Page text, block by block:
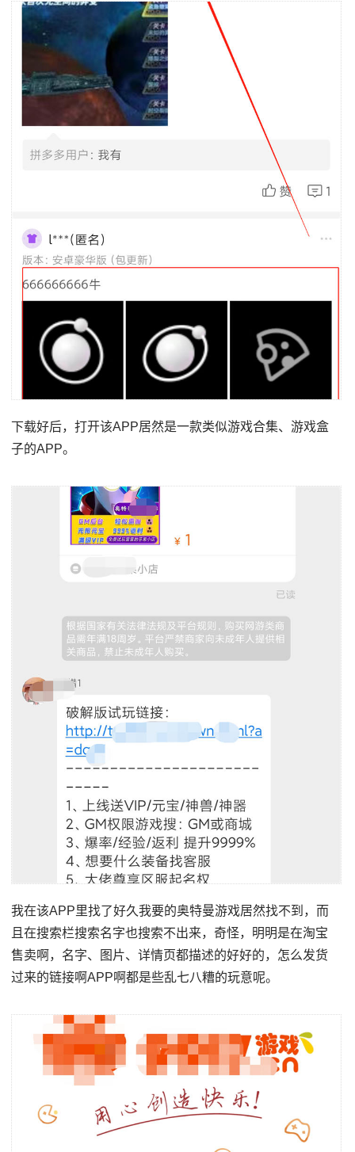
下载好后，打开该APP居然是一款类似游戏合集、游戏盒
子的APP。
我在该APP里找了好久我要的奥特曼游戏居然找不到，而
且在搜索栏搜索名字也搜索不出来，奇怪，明明是在淘宝
售卖啊，名字、图片、详情页都描述的好好的，怎么发货
过来的链接啊APP啊都是些乱七八糟的玩意呢。